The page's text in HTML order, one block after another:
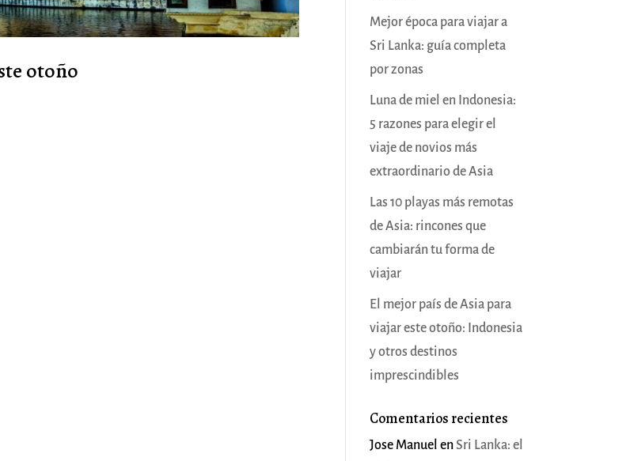
otoño
Mejor época para viajar a
Sri Lanka: guía completa
por zonas
Luna de miel en Indonesia:
5 razones para elegir el
viaje de novios más
extraordinario de Asia
Las 10 playas más remotas
de Asia: rincones que
cambiarán tu forma de
viajar
El mejor país de Asia para
viajar este otoño: Indonesia
y otros destinos
imprescindibles
Comentarios recientes
Jose Manuel enSri Lanka: el